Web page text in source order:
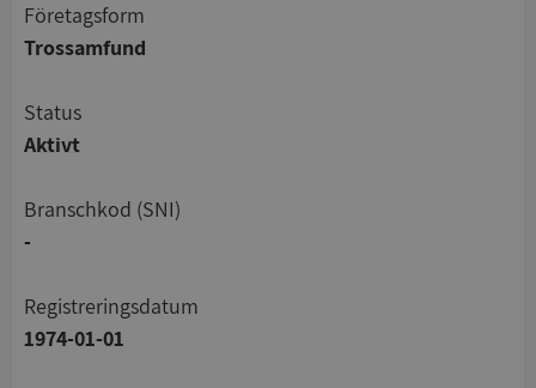
företagsform
Trossamfund
status
Aktivt
branschkod (SNI)
-
registreringsdatum
1974-01-01